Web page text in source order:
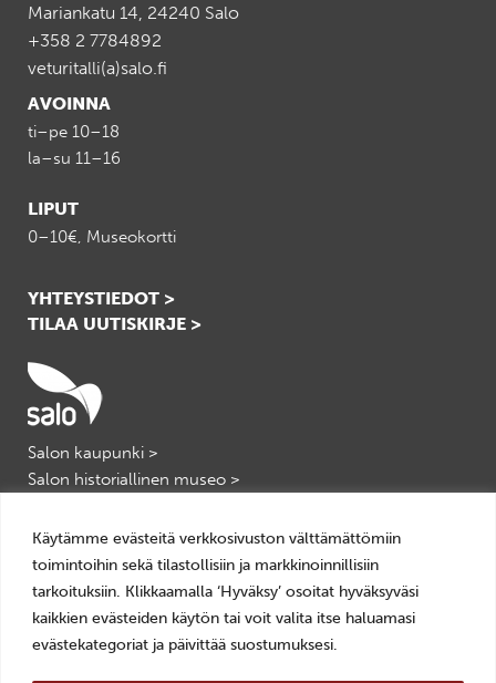
Käytämme evästeitä verkkosivuston välttämättömiin
toimintoihin sekä tilastollisiin ja markkinoinnillisiin
tarkoituksiin. Klikkaamalla ‘Hyväksy’ osoitat hyväksyväsi
kaikkien evästeiden käytön tai voit valita itse haluamasi
evästekategoriat ja päivittää suostumuksesi.
Mariankatu 14, 24240 Salo
+358 2 7784892
veturitalli(a)salo.fi
AVOINNA
ti–pe 10–18
la–su 11–16
LIPUT
0–10€, Museokortti
YHTEYSTIEDOT >
TILAA UUTISKIRJE >
Salon kaupunki >
Salon historiallinen museo >
VisitSalo >